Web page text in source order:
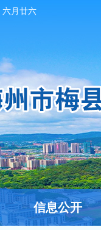
六月廿六
信息公开